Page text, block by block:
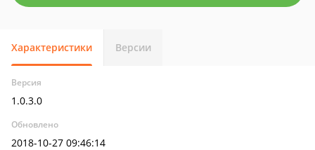
Характеристики Версии
Версия
1.0.3.0
Обновлено
2018-10-27 09:46:14